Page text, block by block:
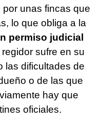
por unas fincas que
lo que obliga a la
permiso judicial
sufre en su
las dificultades de
o de las que
hay que
oficiales.